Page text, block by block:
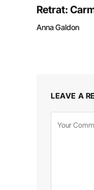
Retrat:
Anna Galdon
LEAVE A